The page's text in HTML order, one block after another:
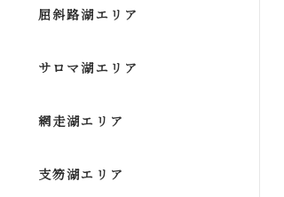
屈斜路湖エリア
サロマ湖エリア
網走湖エリア
支笏湖エリア